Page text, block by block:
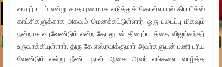
ஹாரர் படம் என்று சாதாரணமாக எடுத்துக் கொள்ளாமல் கிராபிக்ஸ்
காட்சிகளுக்காக மிகவும் மெனக்கட்டுள்ளார். ஒரு படைப்பு மிகவும்
நன்றாக வரவேண்டும் என்ற தேடலுடன் திரைப்படத்தை விஜய்சந்தர்
உருவாக்கியுள்ளார். திரு கே.எஸ்.ரவிக்குமார் அவர்களுடன் பணி புரிய
வேண்டும் என்று நீண்ட நாள் ஆசை. அவர் எங்களை வாழ்த்த